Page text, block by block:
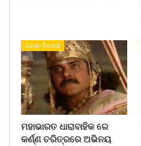
ଦେଶ- ବିଦେଶ
ମହାଭାରତ ଧାରାବାହିକ ରେ
କର୍ଣ୍ଣ ଚରିତ୍ରରେ ଅଭିନୟ